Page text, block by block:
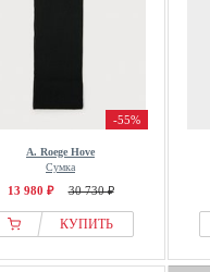
-55%
A. Roege Hove
Сумка
13 980 ₽ 30 730 ₽
КУПИТЬ